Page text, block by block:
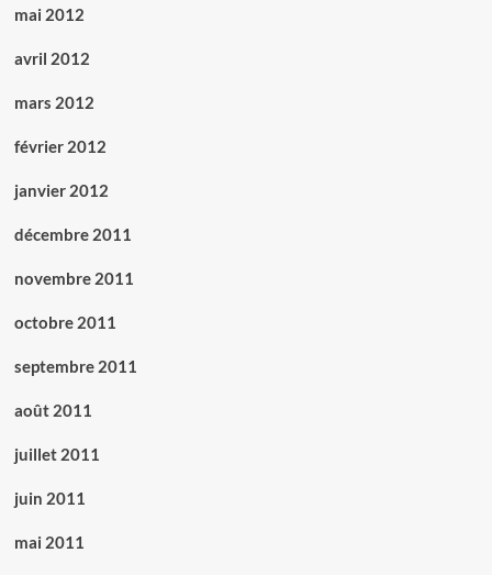
mai 2012
avril 2012
mars 2012
février 2012
janvier 2012
décembre 2011
novembre 2011
octobre 2011
septembre 2011
août 2011
juillet 2011
juin 2011
mai 2011